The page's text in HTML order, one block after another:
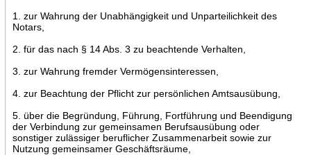
1. zur Wahrung der Unabhängigkeit und Unparteilichkeit des
Notars,
2. für das nach § 14 Abs. 3 zu beachtende Verhalten,
3. zur Wahrung fremder Vermögensinteressen,
4. zur Beachtung der Pflicht zur persönlichen Amtsausübung,
5. über die Begründung, Führung, Fortführung und Beendigung
der Verbindung zur gemeinsamen Berufsausübung oder
sonstiger zulässiger beruflicher Zusammenarbeit sowie zur
Nutzung gemeinsamer Geschäftsräume,